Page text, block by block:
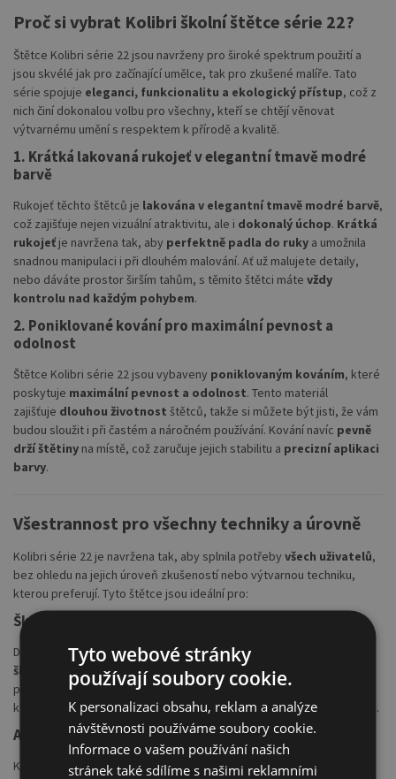
Proč si vybrat Kolibri školní štětce série 22?
Štětce Kolibri série 22 jsou navrženy pro široké spektrum použití a
jsou skvélé jak pro začínající umělce, tak pro zkušené malíře. Tato
série spojuje eleganci, funkcionalitu a ekologický přístup, což z
nich činí dokonalou volbu pro všechny, kteří se chtějí věnovat
výtvarnému umění s respektem k přírodě a kvalitě.
1. Krátká lakovaná rukojeť v elegantní tmavě modré
barvě
Rukojeť těchto štětců je lakována v elegantní tmavě modré barvě,
což zajišťuje nejen vizuální atraktivitu, ale i dokonalý úchop. Krátká
rukojeť je navržena tak, aby perfektně padla do ruky a umožnila
snadnou manipulaci i při dlouhém malování. Ať už malujete detaily,
nebo dáváte prostor širším tahům, s těmito štětci máte vždy
kontrolu nad každým pohybem.
2. Poniklované kování pro maximální pevnost a
odolnost
Štětce Kolibri série 22 jsou vybaveny poniklovaným kováním, které
poskytuje maximální pevnost a odolnost. Tento materiál
zajišťuje dlouhou životnost štětců, takže si můžete být jisti, že vám
budou sloužit i při častém a náročném používání. Kování navíc pevně
drží štětiny na místě, což zaručuje jejich stabilitu a precizní aplikaci
barvy.
Všestrannost pro všechny techniky a úrovně
Kolibri série 22 je navržena tak, aby splnila potřeby všech uživatelů,
bez ohledu na jejich úroveň zkušeností nebo výtvarnou techniku,
kterou preferují. Tyto štětce jsou ideální pro:
Školní projekty
Díky své kvalitě a přívětivosti jsou štětce Kolibri série 22
školní výtvarné projekty
. Mladí umělci, kteří se teprve učí, jak
pracovat s barvami, ocení precizní kontroluajemnost štětin
které usnadňují práci sakvarelem, temperami a dalšími technikami.
Akvarel a tempery
Kolibri štětce série 22 jsouosvědčenou volbou pro akvarelové a
Tyto webové stránky
používají soubory cookie.
K personalizaci obsahu, reklam a analýze
návštěvnosti používáme soubory cookie.
Informace o vašem používání našich
stránek také sdílíme s našimi reklamními